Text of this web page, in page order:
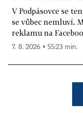
V Podpásovce se
se vůbec nemluví.
reklamu na
7. 8. 2026 ▪ 55:23 min.